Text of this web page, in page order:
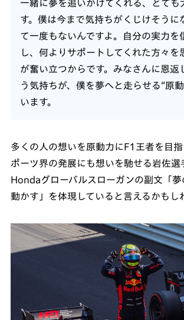
一緒に夢を追いかけてくれる、とても
す。僕は今まで気持ちがくじけそうに
て一度もないんですよ。自分の実力を
し、何よりサポートしてくれた方々を
が奮い立つからです。みなさんに恩返
う気持ちが、僕を夢へと走らせる“原
います。
多くの人の想いを原動力にF1王者を目指
ポーツ界の発展にも想いを馳せる岩佐選
Hondaグローバルスローガンの副文「夢
動かす」を体現していると言えるかもし